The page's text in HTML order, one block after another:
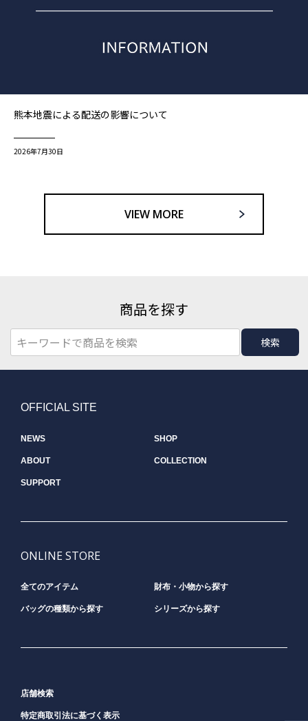
熊本地震による配送の影響について
2026年7月30日
VIEW MORE
商品を探す
検索
OFFICIAL SITE
NEWS SHOP
ABOUT COLLECTION
SUPPORT
ONLINE STORE
全てのアイテム 財布・小物から探す
バッグの種類から探す シリーズから探す
店舗検索
特定商取引法に基づく表示